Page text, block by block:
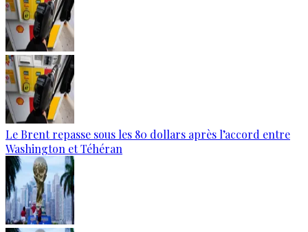
Le Brent repasse sous les 80 dollars après l’accord entre
Washington et Téhéran